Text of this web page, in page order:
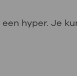
hyper. Je